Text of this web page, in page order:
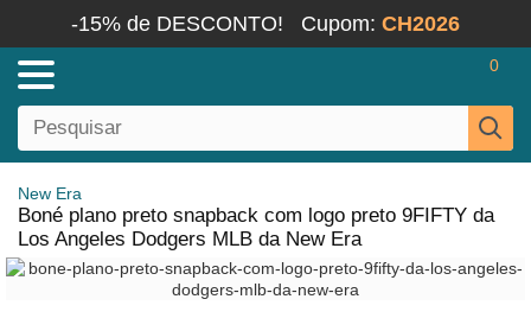
-15% de DESCONTO! Cupom: CH2026
0
New Era
Boné plano preto snapback com logo preto 9FIFTY da
Los Angeles Dodgers MLB da New Era